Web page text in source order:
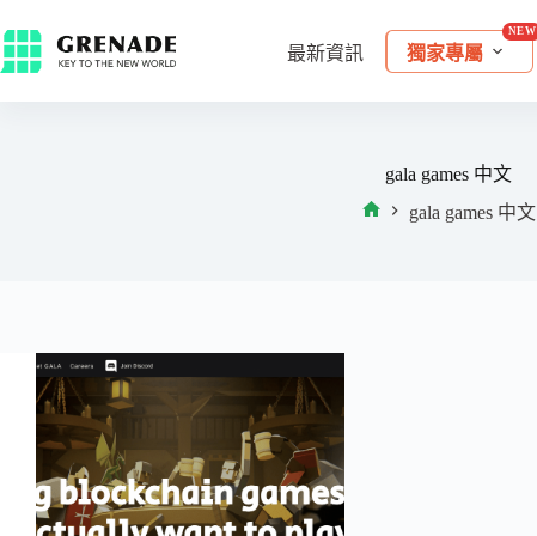
最新資訊 獨家專屬
gala games 中文
gala games 中文